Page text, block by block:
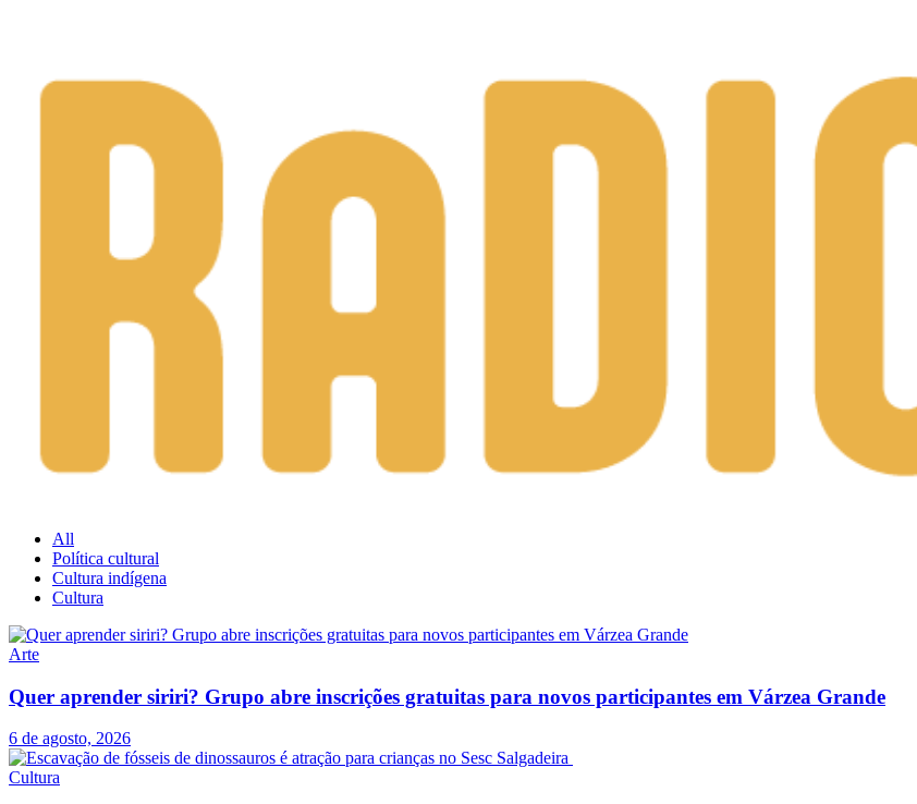
All
Política cultural
Cultura indígena
Cultura
Arte
Quer aprender siriri? Grupo abre inscrições gratuitas para novos participantes em Várzea Grande
6 de agosto, 2026
Cultura